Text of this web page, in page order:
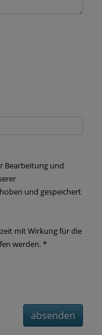
Bearbeitung und
und gespeichert
mit Wirkung für die
werden. *
absenden